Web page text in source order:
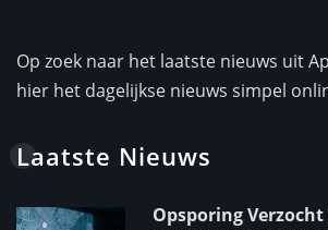
Op zoek naar het laatste nieuws uit
hier het dagelijkse nieuws simpel
Laatste Nieuws
Opsporing